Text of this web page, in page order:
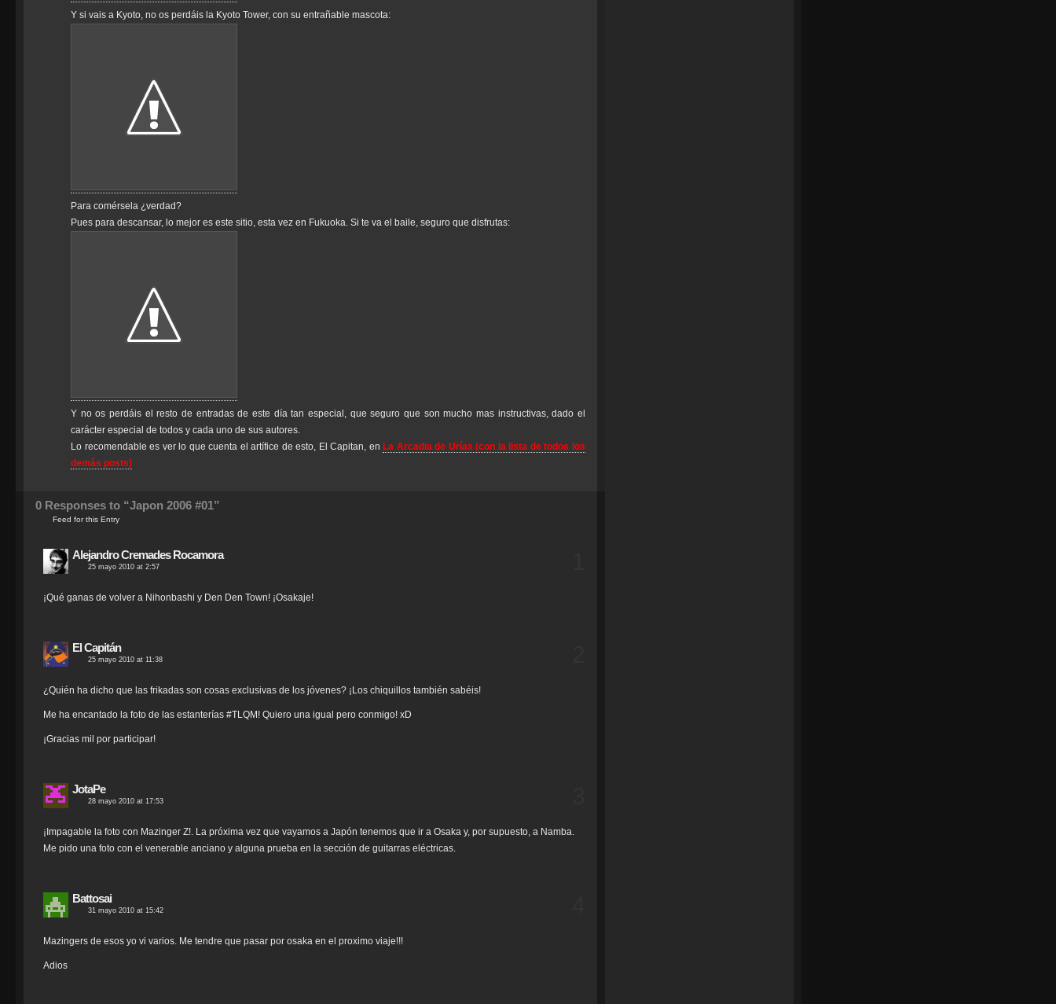
Y si vais a Kyoto, no os perdáis la Kyoto Tower, con su entrañable mascota:
Para comérsela ¿verdad?
Pues para descansar, lo mejor es este sitio, esta vez en Fukuoka. Si te va el baile, seguro que disfrutas:
Y no os perdáis el resto de entradas de este día tan especial, que seguro que son mucho mas instructivas, dado el
carácter especial de todos y cada uno de sus autores.
Lo recomendable es ver lo que cuenta el artífice de esto, El Capitan, en La Arcadia de Urías (con la lista de todos los
demás posts)
0 Responses to “Japon 2006 #01”
Feed for this Entry
Alejandro Cremades Rocamora
25 mayo 2010 at 2:57
¡Qué ganas de volver a Nihonbashi y Den Den Town! ¡Osakaje!
El Capitán
25 mayo 2010 at 11:38
¿Quién ha dicho que las frikadas son cosas exclusivas de los jóvenes? ¡Los chiquillos también sabéis!
Me ha encantado la foto de las estanterías #TLQM! Quiero una igual pero conmigo! xD
¡Gracias mil por participar!
JotaPe
28 mayo 2010 at 17:53
¡Impagable la foto con Mazinger Z!. La próxima vez que vayamos a Japón tenemos que ir a Osaka y, por supuesto, a Namba.
Me pido una foto con el venerable anciano y alguna prueba en la sección de guitarras eléctricas.
Battosai
31 mayo 2010 at 15:42
Mazingers de esos yo vi varios. Me tendre que pasar por osaka en el proximo viaje!!!
Adios